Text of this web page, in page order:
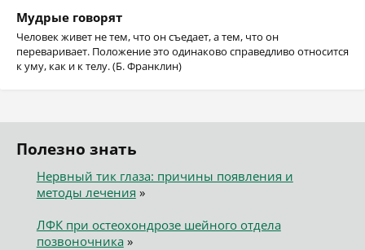
Мудрые говорят
Человек живет не тем, что он съедает, а тем, что он
переваривает. Положение это одинаково справедливо относится
к уму, как и к телу. (Б. Франклин)
Полезно знать
Нервный тик глаза: причины появления и
методы лечения »
ЛФК при остеохондрозе шейного отдела
позвоночника»